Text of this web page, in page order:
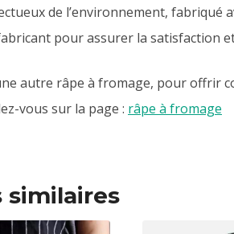
de l’environnement, fabriqué
pour assurer la satisfaction
autre râpe à fromage, pour offrir
vous sur la page : râpe à fromage
similaires